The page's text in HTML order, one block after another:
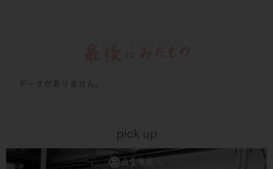
データがありません。
pick up